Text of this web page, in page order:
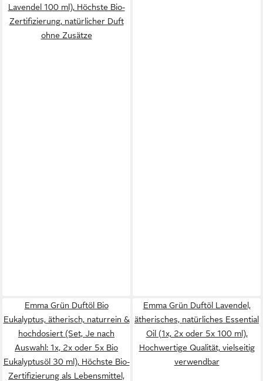
Lavendel 100 ml), Höchste Bio-
Zertifizierung, natürlicher Duft
ohne Zusätze
Emma Grün Duftöl Bio
Eukalyptus, ätherisch, naturrein &
hochdosiert (Set, Je nach
Auswahl: 1x, 2x oder 5x Bio
Eukalyptusöl 30 ml), Höchste Bio-
Zertifizierung als Lebensmittel,
Emma Grün Duftöl Lavendel,
ätherisches, natürliches Essential
Oil (1x, 2x oder 5x 100 ml),
Hochwertige Qualität, vielseitig
verwendbar